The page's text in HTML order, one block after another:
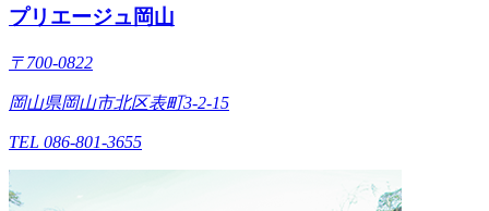
プリエージュ岡山
〒700-0822
岡山県岡山市北区表町3-2-15
TEL 086-801-3655